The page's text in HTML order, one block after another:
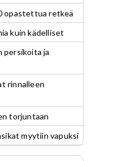
opastettua retkeä
kuin kädelliset
persikoita ja
rinnalleen
torjuntaan
myytiin vapuksi